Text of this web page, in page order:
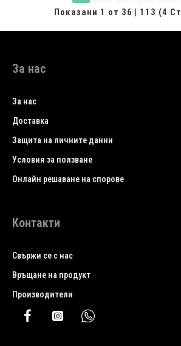
Показани 1 от 36 | 113 (4
За нас
За нас
Доставка
Защита на личните данни
Условия за ползване
Онлайн решаване на спорове
Контакти
Свържи се с нас
Връщане на продукт
Производители